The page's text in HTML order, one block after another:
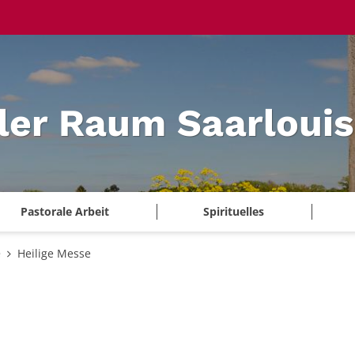
Raum Saarlouis
Pastorale Arbeit Spirituelles
Heilige Messe